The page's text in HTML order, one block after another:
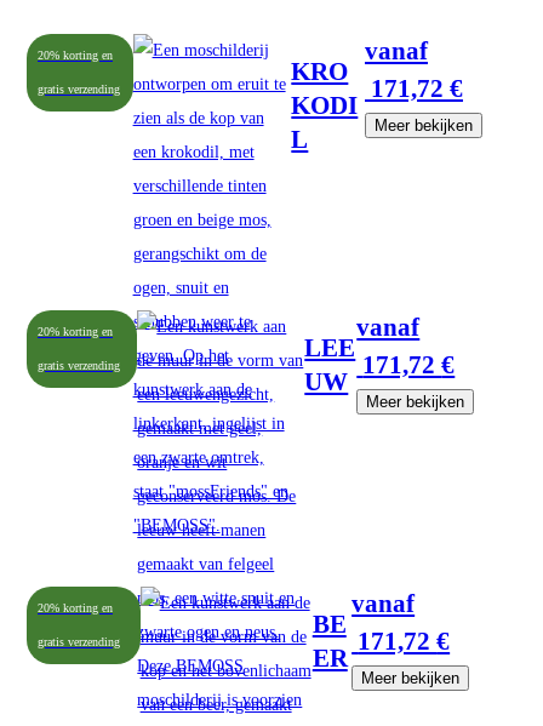
20% korting en
gratis verzending
KRO
KODI
L
vanaf
171,72 €
Meer bekijken
20% korting en
gratis verzending
LEE
UW
vanaf
171,72€
Meer bekijken
20% korting en
gratis verzending
BE
ER
vanaf
171,72€
Meer bekijken